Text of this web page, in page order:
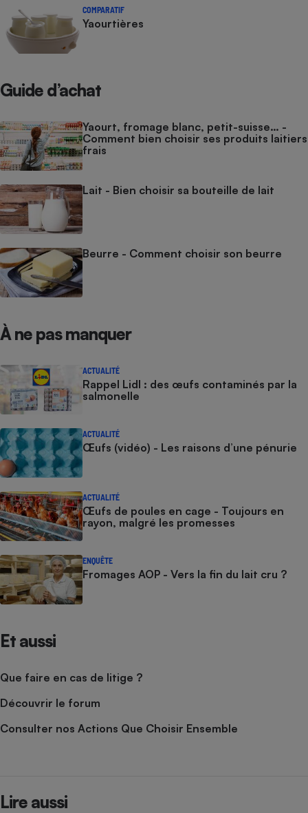
COMPARATIF
Yaourtières
Guide d’achat
Yaourt, fromage blanc, petit-suisse… -
Comment bien choisir ses produits laitiers
frais
Lait - Bien choisir sa bouteille de lait
Beurre - Comment choisir son beurre
À ne pas manquer
ACTUALITÉ
Rappel Lidl : des œufs contaminés par la
salmonelle
ACTUALITÉ
Œufs (vidéo) - Les raisons d’une pénurie
ACTUALITÉ
Œufs de poules en cage - Toujours en
rayon, malgré les promesses
ENQUÊTE
Fromages AOP - Vers la fin du lait cru ?
Et aussi
Que faire en cas de litige ?
Découvrir le forum
Consulter nos Actions Que Choisir Ensemble
Lire aussi